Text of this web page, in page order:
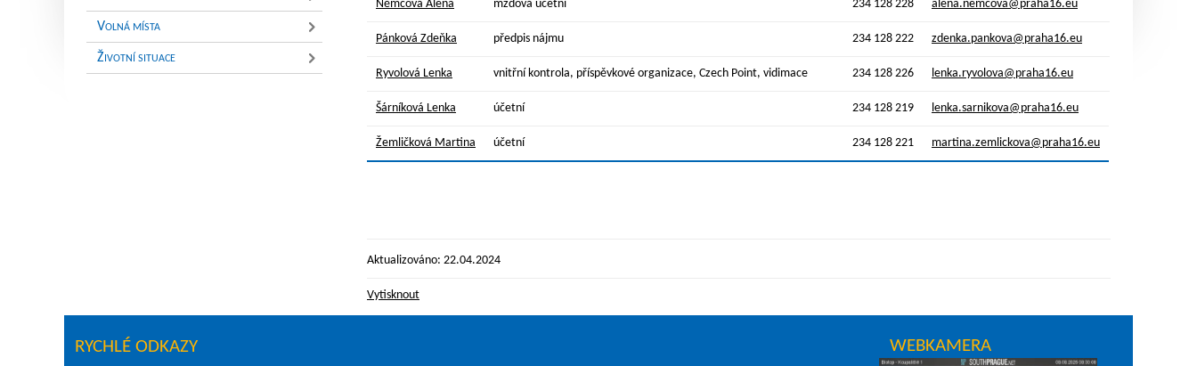
VOLNÁ MÍSTA
Ž IVOTNÍ SITUACE
Němcová Alena mzdová účetní 234 128 228 alena.nemcova@praha16.eu
Pánková Zdeňka předpis nájmu 234 128 222 zdenka.pankova@praha16.eu
Ryvolová Lenka vnitřní kontrola, příspěvkové organizace, Czech Point, vidimace 234 128 226 lenka.ryvolova@praha16.eu
Šárníková Lenka účetní 234 128 219 lenka.sarnikova@praha16.eu
Žemličková Martina účetní 234 128 221 martina.zemlickova@praha16.eu
Aktualizováno: 22.04.2024
Vytisknout
RYCHLÉ ODKAZY WEBKAMERA